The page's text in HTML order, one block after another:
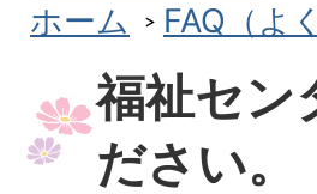
ホーム
FAQ（よ
福祉セン
ださい。